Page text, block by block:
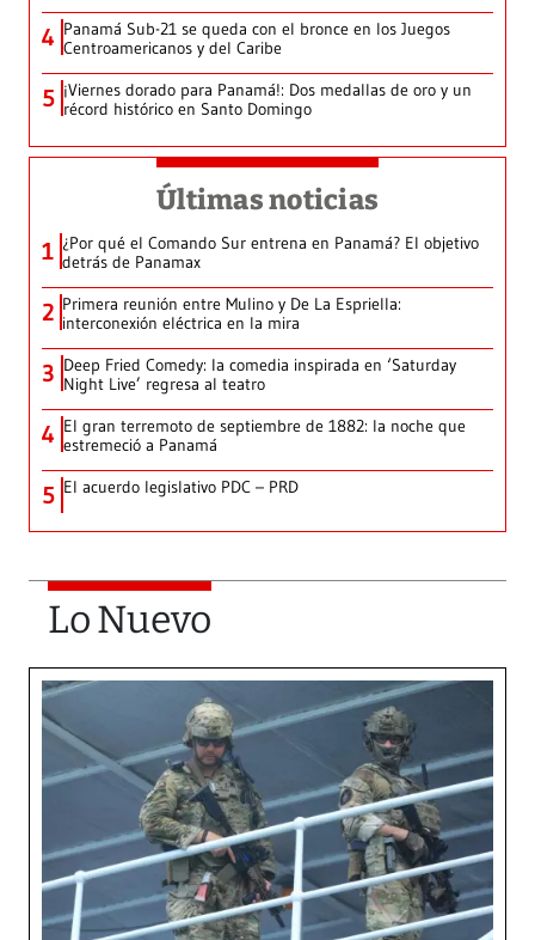
4 Panamá Sub-21 se queda con el bronce en los Juegos
Centroamericanos y del Caribe
5 ¡Viernes dorado para Panamá!: Dos medallas de oro y un
récord histórico en Santo Domingo
Últimas noticias
1 ¿Por qué el Comando Sur entrena en Panamá? El objetivo
detrás de Panamax
2 Primera reunión entre Mulino y De La Espriella:
interconexión eléctrica en la mira
3 Deep Fried Comedy: la comedia inspirada en ‘Saturday
Night Live’ regresa al teatro
4 El gran terremoto de septiembre de 1882: la noche que
estremeció a Panamá
5 El acuerdo legislativo PDC – PRD
Lo Nuevo